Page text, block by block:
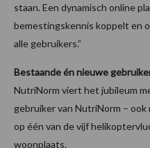
staan. Een dynamisch online
bemestingskennis koppelt en
alle gebruikers.”
Bestaande én nieuwe
NutriNorm viert het jubileum
gebruiker van NutriNorm – ook
op één van de vijf
woonplaats.